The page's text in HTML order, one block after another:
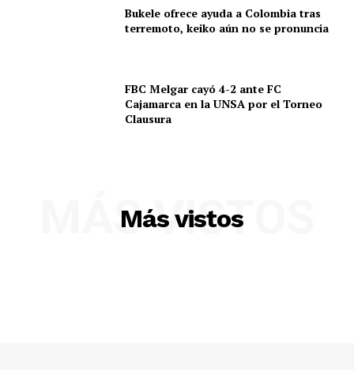
SUSCRIBETE
Bukele ofrece ayuda a Colombia tras
terremoto, keiko aún no se pronuncia
FBC Melgar cayó 4-2 ante FC
Cajamarca en la UNSA por el Torneo
Clausura
Más vistos
MÁS VISTOS